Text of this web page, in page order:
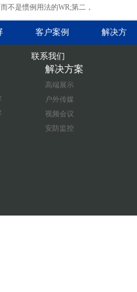
不是惯例用法的WR;第二，
客户案例 解决方
联系我们
解决方案
高端展示
户外传媒
视频会议
安防监控